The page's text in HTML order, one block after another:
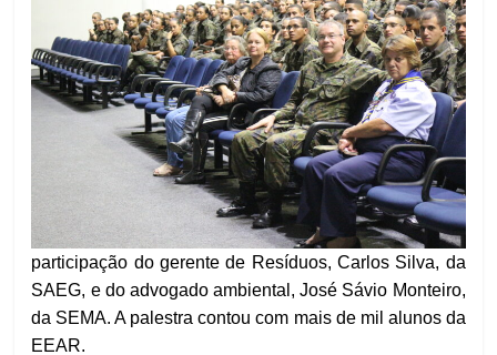
participação do gerente de Resíduos, Carlos Silva, da
SAEG, e do advogado ambiental, José Sávio Monteiro,
da SEMA. A palestra contou com mais de mil alunos da
EEAR.